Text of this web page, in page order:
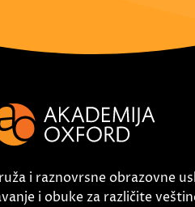
i raznovrsne obrazovne
i obuke za različite